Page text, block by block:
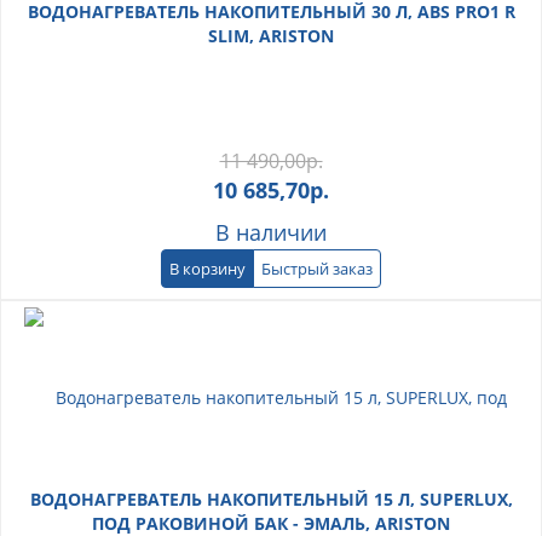
ВОДОНАГРЕВАТЕЛЬ НАКОПИТЕЛЬНЫЙ 30 Л, ABS PRO1 R
SLIM, ARISTON
11 490,00р.
10 685,70р.
В наличии
В корзину Быстрый заказ
ВОДОНАГРЕВАТЕЛЬ НАКОПИТЕЛЬНЫЙ 15 Л, SUPERLUX,
ПОД РАКОВИНОЙ БАК - ЭМАЛЬ, ARISTON